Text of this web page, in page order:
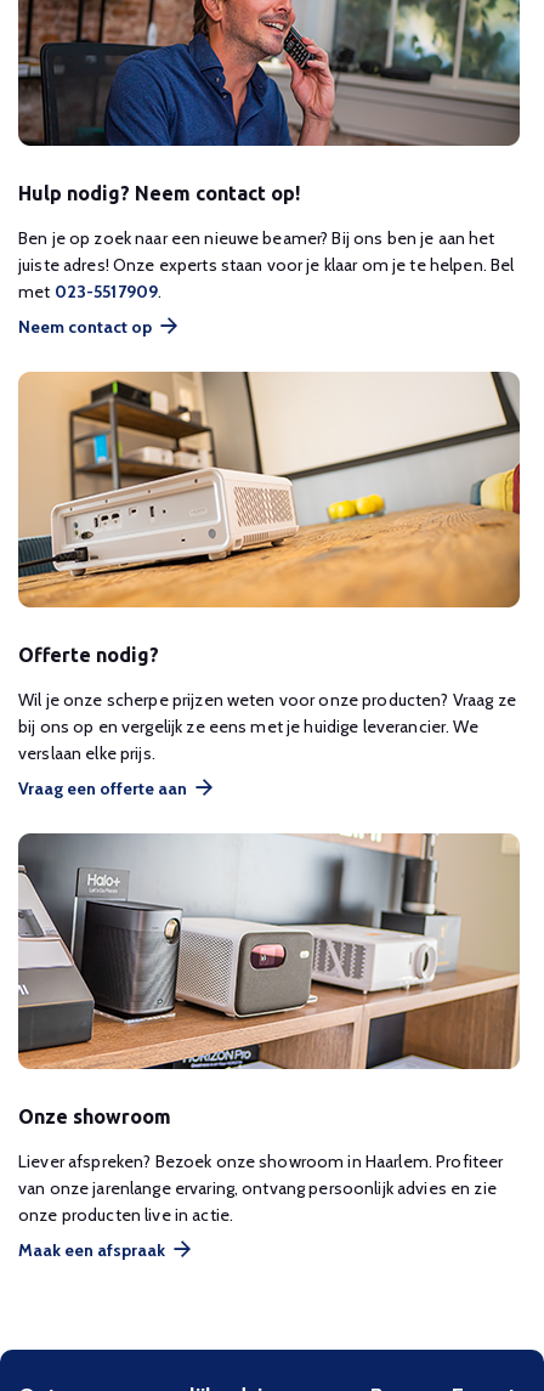
Hulp nodig? Neem contact op!
Ben je op zoek naar een nieuwe beamer? Bij ons ben je aan het
juiste adres! Onze experts staan voor je klaar om je te helpen. Bel
met 023-5517909.
Neem contact op
Offerte nodig?
Wil je onze scherpe prijzen weten voor onze producten? Vraag ze
bij ons op en vergelijk ze eens met je huidige leverancier. We
verslaan elke prijs.
Vraag een offerte aan
Onze showroom
Liever afspreken? Bezoek onze showroom in Haarlem. Profiteer
van onze jarenlange ervaring, ontvang persoonlijk advies en zie
onze producten live in actie.
Maak een afspraak